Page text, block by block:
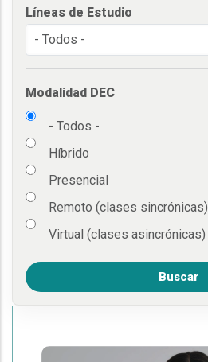
Líneas de Estudio
Modalidad DEC
- Todos -
Híbrido
Presencial
Remoto (clases sincrónicas)
Virtual (clases asincrónicas)